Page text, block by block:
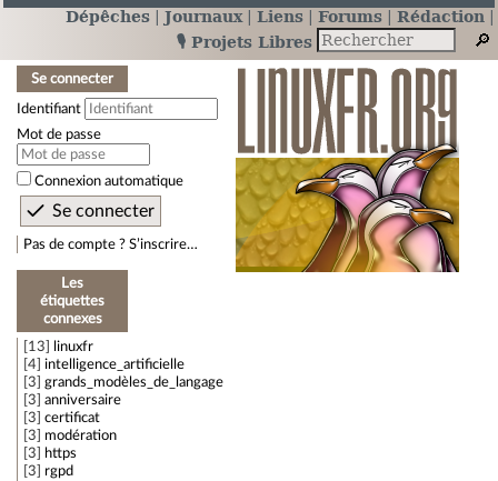
Dépêches Journaux Liens Forums
Rédaction
🎙️ Projets Libres
Se connecter
Identifiant
Mot de passe
Connexion automatique
Pas de compte ? S’inscrire…
Les
étiquettes
connexes
13
linuxfr
4
intelligence_artificielle
3
grands_modèles_de_langage
3
anniversaire
3
certificat
3
modération
3
https
3
rgpd